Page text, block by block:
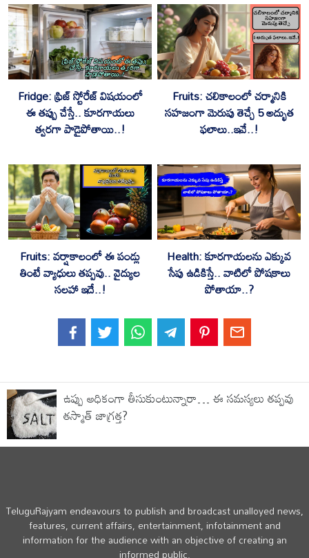
Fridge: ఫ్రిజ్‌ స్టోరేజ్ విషయంలో
ఈ తప్పు చేస్తే.. కూరగాయలు
త్వరగా పాడైపోతాయి..!
Fruits: చలికాలంలో చర్మానికి
సహజంగా మెరుపు తెచ్చే 5 అద్భుత
ఫలాలు..ఇవే..!
Fruits: వర్షాకాలంలో ఈ పండ్లు
తింటే వ్యాధులు తప్పవు.. వైద్యుల
సలహా ఇదే..!
Health: కూరగాయలను ఎక్కువ
సేపు ఉడికిస్తే.. వాటిలో పోషకాలు
పోతాయా..?
ఉప్పు అధికంగా తీసుకుంటున్నారా… ఈ సమస్యలు తప్పవు
తస్మాత్ జాగ్రత్త?
TeluguRajyam endeavours to publish and broadcast unalloyed news,
features, current affairs, entertainment, infotainment and
information for the audience with an objective of creating an
informed public.